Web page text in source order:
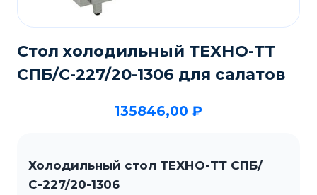
Стол холодильный ТЕХНО-ТТ
СПБ/С-227/20-1306 для салатов
135846,00 ₽
Холодильный стол ТЕХНО-ТТ СПБ/
С-227/20-1306